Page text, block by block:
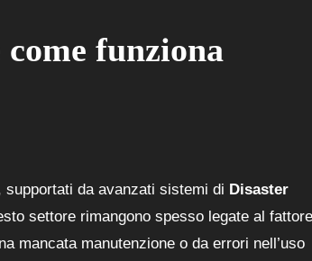
funziona
supportati da avanzati sistemi di Disaster
settore rimangono spesso legate al fattore
mancata manutenzione o da errori nell’uso